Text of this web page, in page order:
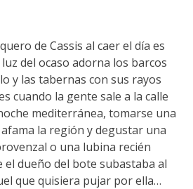
de Cassis al caer el día es
del ocaso adorna los barcos
y las tabernas con sus rayos
cuando la gente sale a la calle
mediterránea, tomarse una
la región y degustar una
o una lubina recién
el dueño del bote subastaba al
que quisiera pujar por ella…